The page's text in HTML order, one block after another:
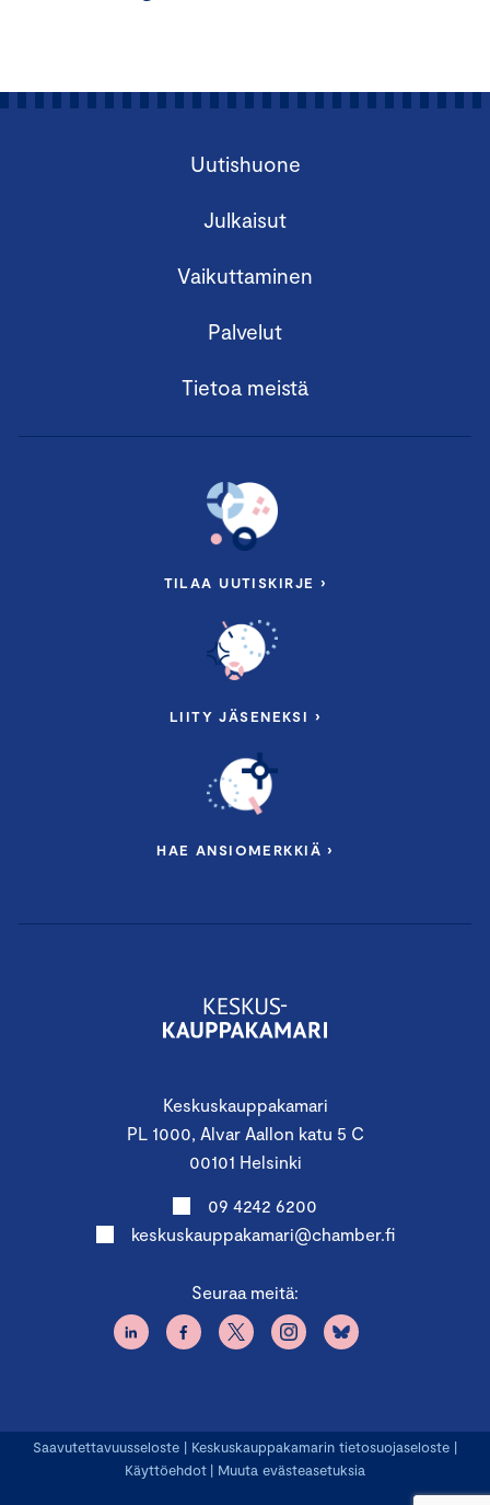
Keskuskauppakamari
PL 1000, Alvar Aallon katu 5 C
00101 Helsinki
09 4242 6200
keskuskauppakamari@chamber.fi
Seuraa meitä:
Uutishuone
Julkaisut
Vaikuttaminen
Palvelut
Tietoa meistä
TILAA UUTISKIRJE ›
LIITY JÄSENEKSI ›
HAE ANSIOMERKKIÄ ›
Saavutettavuusseloste | Keskuskauppakamarin tietosuojaseloste |
Käyttöehdot | Muuta evästeasetuksia